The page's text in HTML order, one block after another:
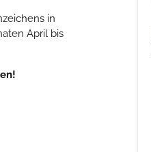
in
April bis